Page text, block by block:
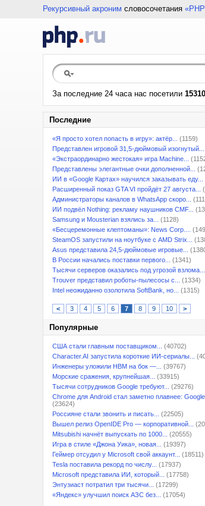
Рекурсивный акроним словосочетания
За последние 24 часа нас посетили
Последние
«Я просто хотел попасть в игру»: актёр...
(1159)
Представлен игровой 31,5-дюймовый изогнутый...
«Экстраординарно жестокая» игра Machine...
Представлены элегантные очки дополненной...
ИИ в «Google Картах» научился заказывать еду...
Расширенный показ GTA VI пройдёт 27 августа...
Администраторы каналов в WhatsApp скоро...
ИИ подвёл Nothing: рекламу наушников CMF...
Samsung и Mousterian взялись за...
(1128)
«Бесцеремонные клептоманы»: News Corp....
SteamOS запустили на ноутбуке с AMD Strix...
Asus представила 24,5-дюймовые игровые...
В России начались поставки первого...
(1341)
Тысячи серверов оказались под угрозой взлома...
Trouver представил роботы-пылесосы с...
(1334)
Intel неожиданно озолотила SoftBank, но...
(1315)
< 3 4 5 6 7 8 9 10 >
Популярные
США стали главным поставщиком...
(40702)
Character.AI запустила короткие ИИ-сериалы...
Инженеры уложили HBM на бок —...
(39767)
Морские сражения, крупнейшая...
(33915)
Тысячи сотрудников Google требуют...
(29276)
Chrome для Android стал заметно плавнее:
(23624)
Россияне стали звонить и писать...
(22505)
Вышел релиз OpenIDE Pro — корпоративной...
Mitsubishi начнёт выпускать по 1000...
(20555)
Игра в стиле «Джона Уика», новая...
(19397)
Геймер отсудил у Microsoft свой аккаунт...
(18511)
Tesla поставила рекорд по числу...
(17937)
Microsoft представила ИИ, который...
(17758)
Энтузиаст потратил три тысячи...
(17299)
«Яндекс» улучшил поиск АЗС без...
(17054)